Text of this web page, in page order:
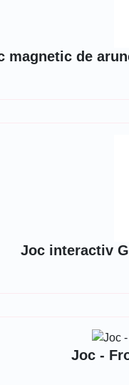
magnetic de
Joc interactiv
Joc -